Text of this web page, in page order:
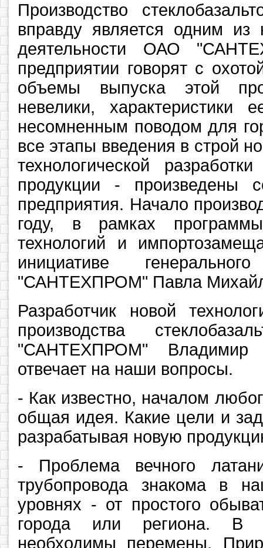
Производство
вправду является одним из
деятельности ОАО
предприятии говорят с
объемы выпуска этой
невелики, характеристики
несомненным поводом для
все этапы введения в строй
технологической
продукции - произведены
предприятия. Начало
году, в рамках программы
технологий и
инициативе
"САНТЕХПРОМ" Павла
Разработчик новой
производства
"САНТЕХПРОМ" Владимир
отвечает на наши вопросы.
- Как известно, началом
общая идея. Какие цели и
разрабатывая новую
- Проблема вечного
трубопровода знакома в
уровнях - от простого
города или региона. В
необходимы перемены.